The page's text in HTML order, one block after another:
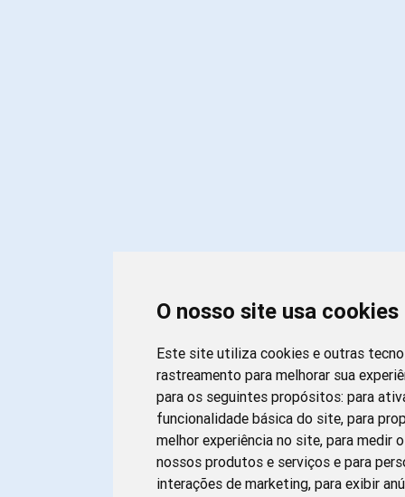
O nosso site usa cookies
Este site utiliza cookies e outras
rastreamento para melhorar sua
para os seguintes propósitos: para
funcionalidade básica do site, para
melhor experiência no site, para medir
nossos produtos e serviços e para
interações de marketing, para exibir